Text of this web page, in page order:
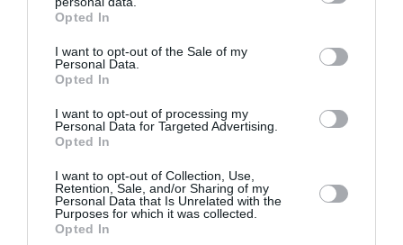
grant or deny consent to Google and its third-party tags to
use your data for below specified purposes in below Google
consent section.
Opted In
I want to opt-out of the Sale of my
Personal Data.
Opted In
I want to opt-out of processing my
Personal Data for Targeted Advertising.
Opted In
I want to opt-out of Collection, Use,
Retention, Sale, and/or Sharing of my
Personal Data that Is Unrelated with the
Purposes for which it was collected.
Opted In
Μελίδης για πυρόπληκτους: Η ουσία είναι οι
άνθρωποι να αποζημιωθούν άμεσα
«Όταν κάθε καλοκαίρι επαναλαμβάνονται οι ίδιες